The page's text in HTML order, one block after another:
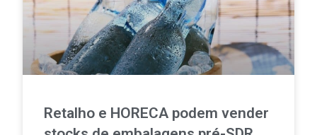
Retalho e HORECA podem vender